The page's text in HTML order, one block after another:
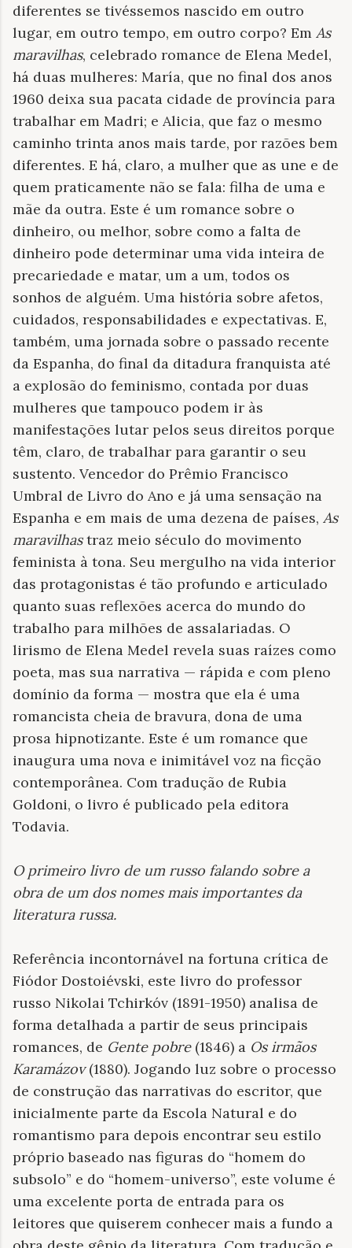
diferentes se tivéssemos nascido em outro
lugar, em outro tempo, em outro corpo? Em As
maravilhas, celebrado romance de Elena Medel,
há duas mulheres: María, que no final dos anos
1960 deixa sua pacata cidade de província para
trabalhar em Madri; e Alicia, que faz o mesmo
caminho trinta anos mais tarde, por razões bem
diferentes. E há, claro, a mulher que as une e de
quem praticamente não se fala: filha de uma e
mãe da outra. Este é um romance sobre o
dinheiro, ou melhor, sobre como a falta de
dinheiro pode determinar uma vida inteira de
precariedade e matar, um a um, todos os
sonhos de alguém. Uma história sobre afetos,
cuidados, responsabilidades e expectativas. E,
também, uma jornada sobre o passado recente
da Espanha, do final da ditadura franquista até
a explosão do feminismo, contada por duas
mulheres que tampouco podem ir às
manifestações lutar pelos seus direitos porque
têm, claro, de trabalhar para garantir o seu
sustento. Vencedor do Prêmio Francisco
Umbral de Livro do Ano e já uma sensação na
Espanha e em mais de uma dezena de países, As
maravilhastraz meio século do movimento
feminista à tona. Seu mergulho na vida interior
das protagonistas é tão profundo e articulado
quanto suas reflexões acerca do mundo do
trabalho para milhões de assalariadas. O
lirismo de Elena Medel revela suas raízes como
poeta, mas sua narrativa — rápida e com pleno
domínio da forma — mostra que ela é uma
romancista cheia de bravura, dona de uma
prosa hipnotizante. Este é um romance que
inaugura uma nova e inimitável voz na ficção
contemporânea. Com tradução de Rubia
Goldoni, o livro é publicado pela editora
Todavia.
O primeiro livro de um russo falando sobre a
obra de um dos nomes mais importantes da
literatura russa.
Referência incontornável na fortuna crítica de
Fiódor Dostoiévski, este livro do professor
russo Nikolai Tchirkóv (1891-1950) analisa de
forma detalhada a partir de seus principais
romances, de Gente pobre(1846) a Os irmãos
Karamázov(1880). Jogando luz sobre o processo
de construção das narrativas do escritor, que
inicialmente parte da Escola Natural e do
romantismo para depois encontrar seu estilo
próprio baseado nas figuras do “homem do
subsolo” e do “homem-universo”, este volume é
uma excelente porta de entrada para os
leitores que quiserem conhecer mais a fundo a